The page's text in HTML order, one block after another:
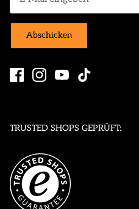
Abschicken
TRUSTED SHOPS GEPRÜFT: